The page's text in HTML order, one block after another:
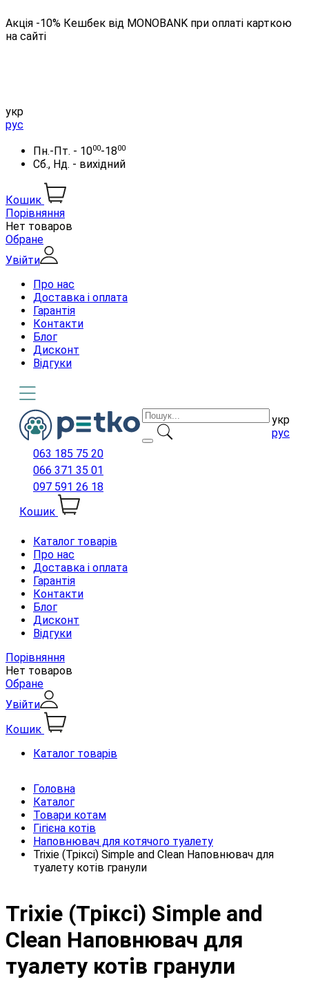
Акція -10% Кешбек від MONOBANK при оплаті карткою
на сайті
укр
рус
Пн.-Пт. - 1000-1800
Сб., Нд. - вихідний
Кошик
Порівняння
Нет товаров
Обране
Увійти
Про нас
Доставка і оплата
Гарантія
Контакти
Блог
Дисконт
Відгуки
укр
рус
063 185 75 20
066 371 35 01
097 591 26 18
Кошик
Каталог товарів
Про нас
Доставка і оплата
Гарантія
Контакти
Блог
Дисконт
Відгуки
Порівняння
Нет товаров
Обране
Увійти
Кошик
Каталог товарів
Головна
Каталог
Товари котам
Гігієна котів
Наповнювач для котячого туалету
Trixie (Тріксі) Simple and Clean Наповнювач для
туалету котів гранули
Trixie (Тріксі) Simple and
Clean Наповнювач для
туалету котів гранули